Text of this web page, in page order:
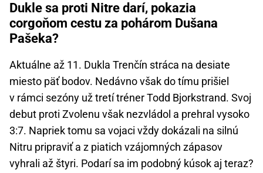
Dukle sa proti Nitre darí, pokazia
corgoňom cestu za pohárom Dušana
Pašeka?
Aktuálne až 11. Dukla Trenčín stráca na desiate
miesto päť bodov. Nedávno však do tímu prišiel
v rámci sezóny už tretí tréner Todd Bjorkstrand. Svoj
debut proti Zvolenu však nezvládol a prehral vysoko
3:7. Napriek tomu sa vojaci vždy dokázali na silnú
Nitru pripraviť a z piatich vzájomných zápasov
vyhrali až štyri. Podarí sa im podobný kúsok aj teraz?